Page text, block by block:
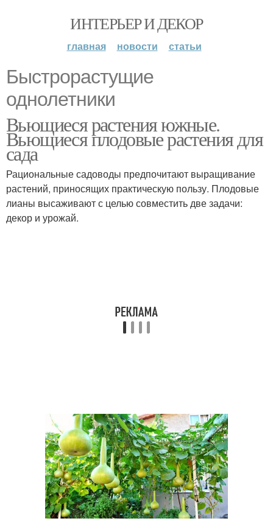
ИНТЕРЬЕР И ДЕКОР
главная новости статьи
Быстрорастущие
однолетники
Вьющиеся растения южные.
Вьющиеся плодовые растения для
сада
Рациональные садоводы предпочитают выращивание
растений, приносящих практическую пользу. Плодовые
лианы высаживают с целью совместить две задачи:
декор и урожай.